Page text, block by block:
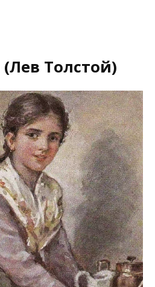
(Лев Толстой)